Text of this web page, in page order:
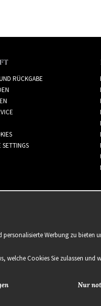
RÜCKGABE
2021
Werbung zu
welche Cookies Sie zulassen
Nur